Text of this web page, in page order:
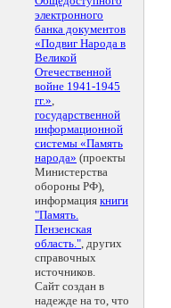
электронного
банка документов
«Подвиг Народа в
Великой
Отечественной
войне 1941-1945
гг.»,
государственной
информационной
системы «Память
народа» (проекты
Министерства
обороны РФ),
информация книги
"Память.
Пензенская
область.", других
справочных
источников.
Сайт создан в
надежде на то, что